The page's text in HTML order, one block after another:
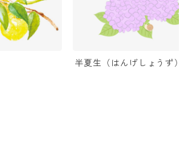
半夏生（はんげしょうず）